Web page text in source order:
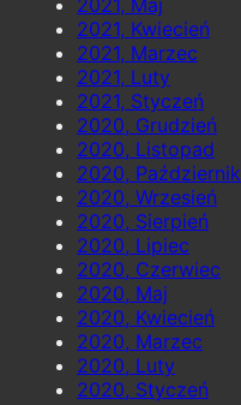
2021, Kwiecień
2021, Marzec
2021, Luty
2021, Styczeń
2020, Grudzień
2020, Listopad
2020, Październik
2020, Wrzesień
2020, Sierpień
2020, Lipiec
2020, Czerwiec
2020, Maj
2020, Kwiecień
2020, Marzec
2020, Luty
2020, Styczeń